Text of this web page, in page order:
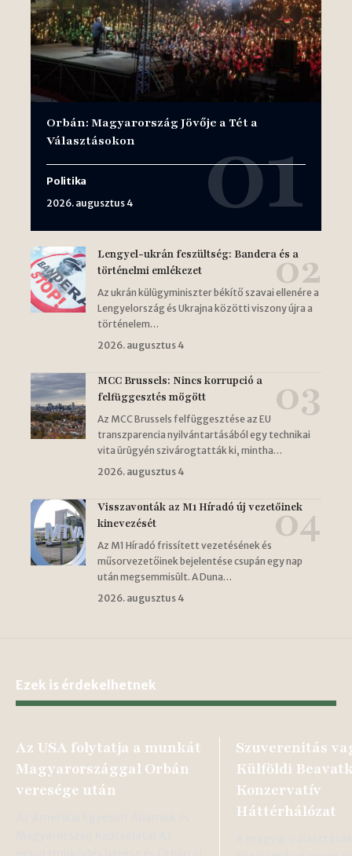
Orbán: Magyarország Jövője a Tét a
Választásokon
Politika
2026. augusztus 4
Lengyel-ukrán feszültség: Bandera és a
történelmi emlékezet
Az ukrán külügyminiszter békítő szavai ellenére a
Lengyelország és Ukrajna közötti viszony újra a
történelem…
2026. augusztus 4
MCC Brussels: Nincs korrupció a
felfüggesztés mögött
Az MCC Brussels felfüggesztése az EU
transzparencia nyilvántartásából egy technikai
vita ürügyén szivárogtatták ki, mintha…
2026. augusztus 4
Visszavonták az M1 Híradó új vezetőinek
kinevezését
Az M1 Híradó frissített vezetésének és
műsorvezetőinek bejelentése csupán egy nap
után megsemmisült. A Duna…
2026. augusztus 4
Ezek is érdekelhetnek
Az USA folytatja a munkát
Magyarországgal Orbán
veresége után
Szuverenitás
Külföldi
Konzervatív
Háttérhálózat